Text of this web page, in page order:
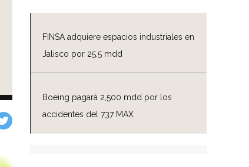
FINSA adquiere espacios industriales en
Jalisco por 25.5 mdd
Boeing pagará 2,500 mdd por los
accidentes del 737 MAX